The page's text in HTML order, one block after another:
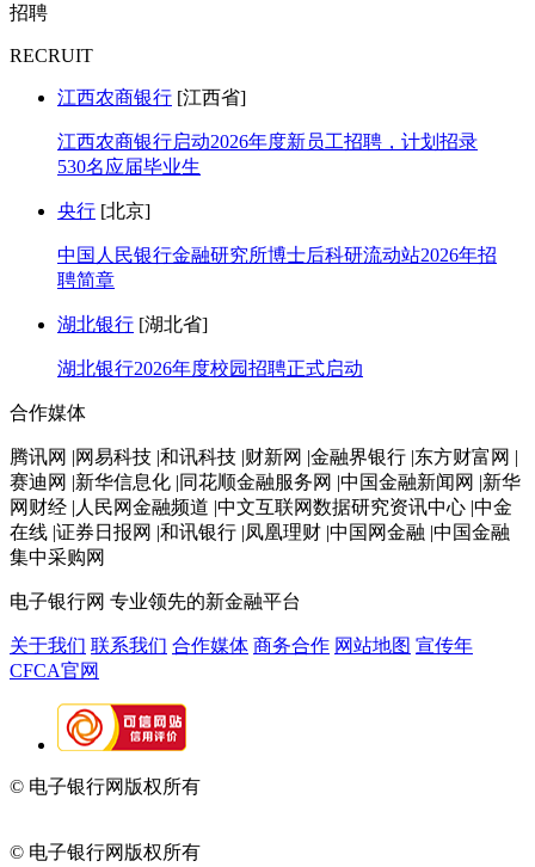
招聘
RECRUIT
江西农商银行 [江西省]
江西农商银行启动2026年度新员工招聘，计划招录
530名应届毕业生
央行 [北京]
中国人民银行金融研究所博士后科研流动站2026年招
聘简章
湖北银行 [湖北省]
湖北银行2026年度校园招聘正式启动
合作媒体
腾讯网 |网易科技 |和讯科技 |财新网 |金融界银行 |东方财富网 |
赛迪网 |新华信息化 |同花顺金融服务网 |中国金融新闻网 |新华
网财经 |人民网金融频道 |中文互联网数据研究资讯中心 |中金
在线 |证券日报网 |和讯银行 |凤凰理财 |中国网金融 |中国金融
集中采购网
电子银行网 专业领先的新金融平台
关于我们 联系我们 合作媒体 商务合作 网站地图 宣传年
CFCA官网
© 电子银行网版权所有
© 电子银行网版权所有